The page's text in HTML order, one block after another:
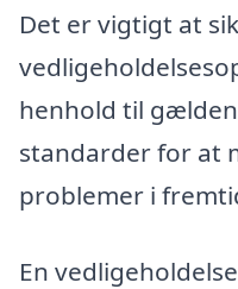
Det er vigtigt at
henhold til
standarder for at
problemer i
En